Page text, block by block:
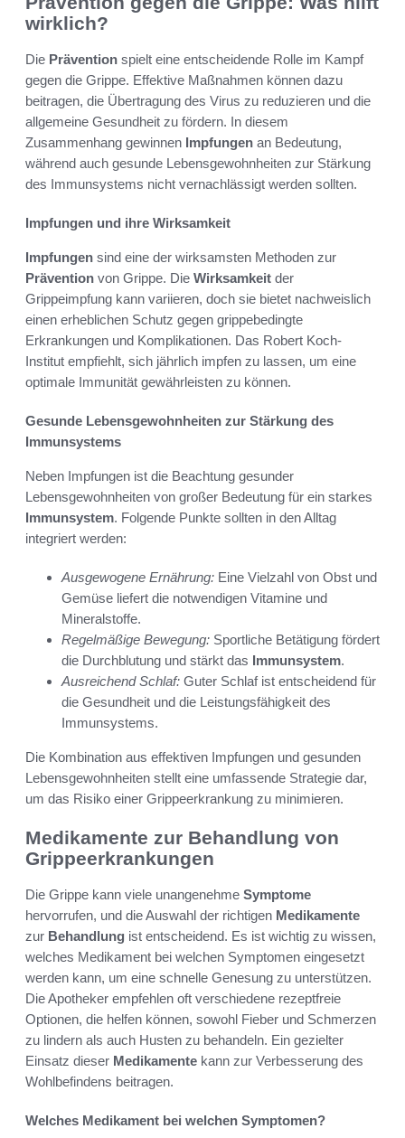
wirklich?
Die Prävention spielt eine entscheidende Rolle im Kampf
gegen die Grippe. Effektive Maßnahmen können dazu
beitragen, die Übertragung des Virus zu reduzieren und die
allgemeine Gesundheit zu fördern. In diesem
Zusammenhang gewinnen Impfungen an Bedeutung,
während auch gesunde Lebensgewohnheiten zur Stärkung
des Immunsystems nicht vernachlässigt werden sollten.
Impfungen und ihre Wirksamkeit
Impfungen sind eine der wirksamsten Methoden zur
Prävention von Grippe. Die Wirksamkeit der
Grippeimpfung kann variieren, doch sie bietet nachweislich
einen erheblichen Schutz gegen grippebedingte
Erkrankungen und Komplikationen. Das Robert Koch-
Institut empfiehlt, sich jährlich impfen zu lassen, um eine
optimale Immunität gewährleisten zu können.
Gesunde Lebensgewohnheiten zur Stärkung des
Immunsystems
Neben Impfungen ist die Beachtung gesunder
Lebensgewohnheiten von großer Bedeutung für ein starkes
Immunsystem. Folgende Punkte sollten in den Alltag
integriert werden:
Ausgewogene Ernährung: Eine Vielzahl von Obst und
Gemüse liefert die notwendigen Vitamine und
Mineralstoffe.
Regelmäßige Bewegung: Sportliche Betätigung fördert
die Durchblutung und stärkt das Immunsystem.
Ausreichend Schlaf: Guter Schlaf ist entscheidend für
die Gesundheit und die Leistungsfähigkeit des
Immunsystems.
Die Kombination aus effektiven Impfungen und gesunden
Lebensgewohnheiten stellt eine umfassende Strategie dar,
um das Risiko einer Grippeerkrankung zu minimieren.
Medikamente zur Behandlung von
Grippeerkrankungen
Die Grippe kann viele unangenehme Symptome
hervorrufen, und die Auswahl der richtigen Medikamente
zur Behandlung ist entscheidend. Es ist wichtig zu wissen,
welches Medikament bei welchen Symptomen eingesetzt
werden kann, um eine schnelle Genesung zu unterstützen.
Die Apotheker empfehlen oft verschiedene rezeptfreie
Optionen, die helfen können, sowohl Fieber und Schmerzen
zu lindern als auch Husten zu behandeln. Ein gezielter
Einsatz dieser Medikamente kann zur Verbesserung des
Wohlbefindens beitragen.
Welches Medikament bei welchen Symptomen?